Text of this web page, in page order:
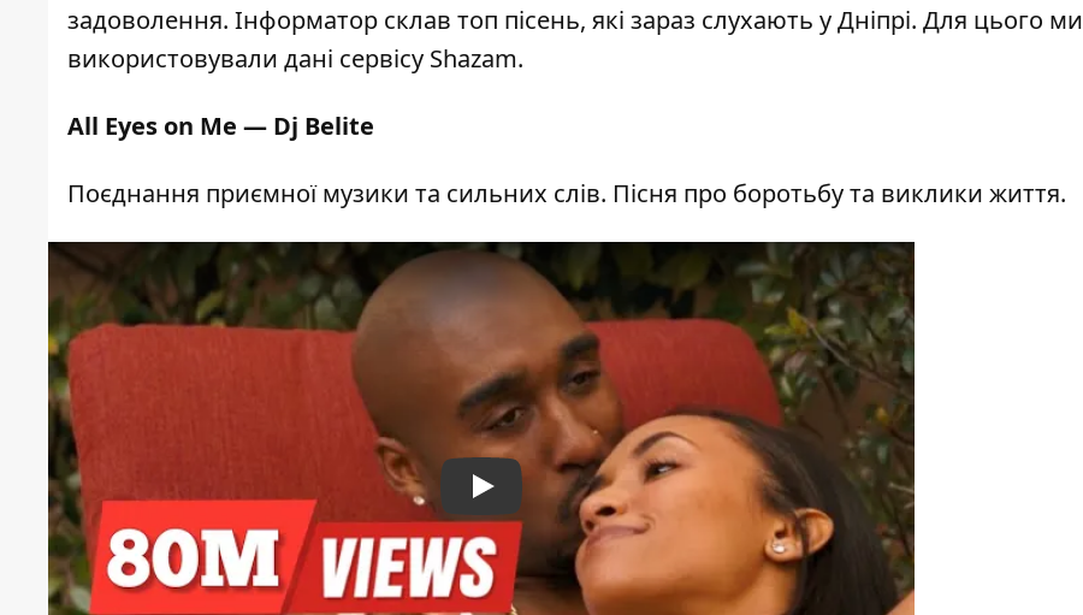
задоволення. Інформатор склав топ пісень, які зараз слухають у Дніпрі. Для цього ми
використовували дані сервісу Shazam.
All Eyes on Me — Dj Belite
Поєднання приємної музики та сильних слів. Пісня про боротьбу та виклики життя.
Play